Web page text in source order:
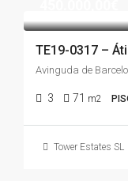
3 71 m2
Tower Estates SL